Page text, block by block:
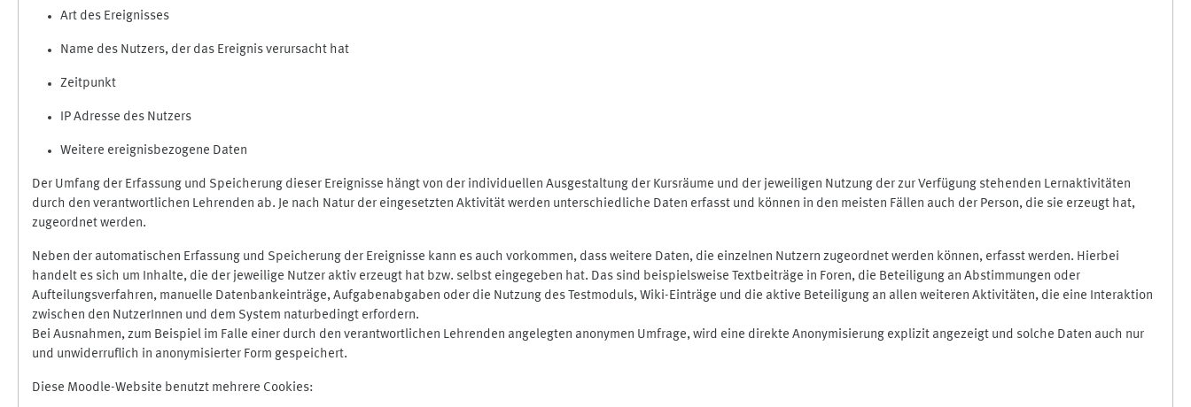
Art des Ereignisses
Name des Nutzers, der das Ereignis verursacht hat
Zeitpunkt
IP Adresse des Nutzers
Weitere ereignisbezogene Daten
Der Umfang der Erfassung und Speicherung dieser Ereignisse hängt von der individuellen Ausgestaltung der Kursräume und der jeweiligen Nutzung der zur Verfügung stehenden Lernaktivitäten
durch den verantwortlichen Lehrenden ab. Je nach Natur der eingesetzten Aktivität werden unterschiedliche Daten erfasst und können in den meisten Fällen auch der Person, die sie erzeugt hat,
zugeordnet werden.
Neben der automatischen Erfassung und Speicherung der Ereignisse kann es auch vorkommen, dass weitere Daten, die einzelnen Nutzern zugeordnet werden können, erfasst werden. Hierbei
handelt es sich um Inhalte, die der jeweilige Nutzer aktiv erzeugt hat bzw. selbst eingegeben hat. Das sind beispielsweise Textbeiträge in Foren, die Beteiligung an Abstimmungen oder
Aufteilungsverfahren, manuelle Datenbankeinträge, Aufgabenabgaben oder die Nutzung des Testmoduls, Wiki-Einträge und die aktive Beteiligung an allen weiteren Aktivitäten, die eine Interaktion
zwischen den NutzerInnen und dem System naturbedingt erfordern.
Bei Ausnahmen, zum Beispiel im Falle einer durch den verantwortlichen Lehrenden angelegten anonymen Umfrage, wird eine direkte Anonymisierung explizit angezeigt und solche Daten auch nur
und unwiderruflich in anonymisierter Form gespeichert.
Diese Moodle-Website benutzt mehrere Cookies: